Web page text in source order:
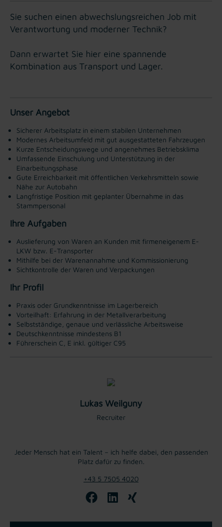
Sie suchen einen abwechslungsreichen Job mit
Verantwortung und moderner Technik?
Dann erwartet Sie hier eine spannende
Kombination aus Transport und Lager.
Unser Angebot
Sicherer Arbeitsplatz in einem stabilen Unternehmen
Modernes Arbeitsumfeld mit gut ausgestatteten Fahrzeugen
Kurze Entscheidungswege und angenehmes Betriebsklima
Umfassende Einschulung und Unterstützung in der
Einarbeitungsphase
Gute Erreichbarkeit mit öffentlichen Verkehrsmitteln sowie
Nähe zur Autobahn
Langfristige Position mit geplanter Übernahme in das
Stammpersonal
Ihre Aufgaben
Auslieferung von Waren an Kunden mit firmeneigenem E-
LKW bzw. E-Transporter
Mithilfe bei der Warenannahme und Kommissionierung
Sichtkontrolle der Waren und Verpackungen
Ihr Profil
Praxis oder Grundkenntnisse im Lagerbereich
Vorteilhaft: Erfahrung in der Metallverarbeitung
Selbstständige, genaue und verlässliche Arbeitsweise
Deutschkenntnisse mindestens B1
Führerschein C, E inkl. gültiger C95
Lukas Weilguny
Recruiter
Jeder Mensch hat ein Talent – ich helfe dabei, den passenden
Platz dafür zu finden.
+43 5 7505 4020